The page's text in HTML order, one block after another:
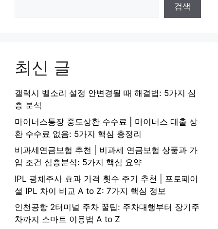
검색
최신 글
갤럭시 벨소리 설정 안변경될 때 해결법: 5가지 심
층 분석
마이너스통장 중도상환 수수료 | 마이너스 대출 상
환 수수료 없음: 5가지 핵심 총정리
비과세연금보험 추천 | 비과세 연금보험 상품과 가
입 조건 심층분석: 5가지 핵심 요약
IPL 광채주사 효과 가격 횟수 주기 추천 | 포토페이
셜 IPL 차이 비교 A to Z: 7가지 핵심 정보
인천공항 2터미널 주차 꿀팁: 주차대행부터 장기주
차까지 스마트 이용법 A to Z